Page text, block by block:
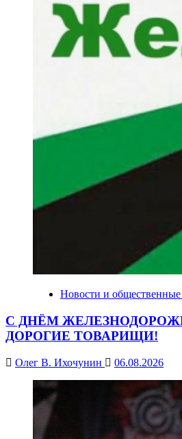
Новости и
С ДНЁМ
ДОРОГИЕ ТОВАРИЩИ!
Олег В. Ихочунин 06.08.2026